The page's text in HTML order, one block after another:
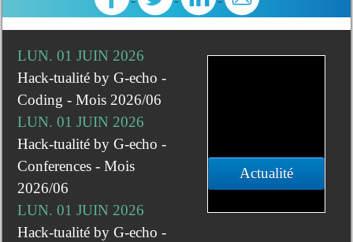
Actualité
LUN. 01 JUIN 2026
Hack-tualité by G-echo -
Coding - Mois 2026/06
LUN. 01 JUIN 2026
Hack-tualité by G-echo -
Conferences - Mois
2026/06
LUN. 01 JUIN 2026
Hack-tualité by G-echo -